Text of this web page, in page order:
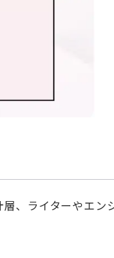
、ライターやエン